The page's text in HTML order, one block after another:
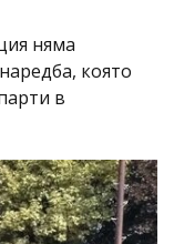
няма
която
в